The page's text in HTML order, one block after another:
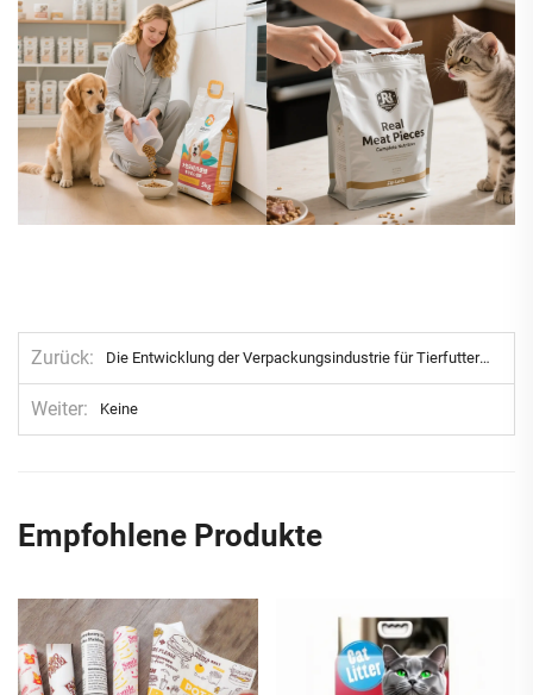
Zurück Die Entwicklung der Verpackungsindustrie für Tierfutter und ihre zentralen Gestaltungsspezifikationen
Weiter Keine
Empfohlene Produkte